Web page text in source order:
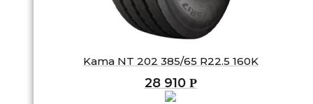
Kama NT 202 385/65 R22.5 160K
28 910 Р